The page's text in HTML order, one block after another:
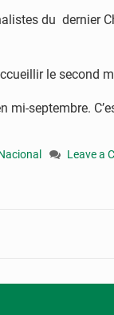
du dernier
le second
mi-septembre.
Leave a